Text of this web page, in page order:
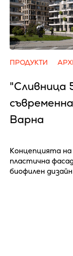
ПРОДУКТИ
"Сливница
Варна
Концепцията
пластична
биофилен дизайн